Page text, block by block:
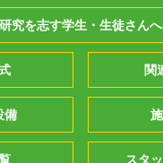
研究を志す学生・生徒さんへ
関
備
スタ